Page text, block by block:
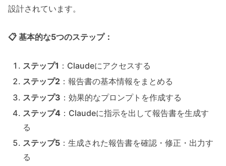
設計されています。
📋 基本的な5つのステップ：
ステップ1 ：Claudeにアクセスする
ステップ2 ：報告書の基本情報をまとめる
ステップ3 ：効果的なプロンプトを作成する
ステップ4 ：Claudeに指示を出して報告書を生成す
る
ステップ5 ：生成された報告書を確認・修正・出力す
る